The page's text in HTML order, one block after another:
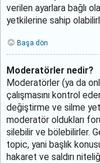
verilen ayarlara bağlı
yetkilerine sahip
Başa dön
Moderatörler nedir?
Moderatörler (ya da
çalışmasını kontrol
değiştirme ve silme
moderatör oldukları
silebilir ve bölebilirler.
topic, yani başlık
hakaret ve saldırı